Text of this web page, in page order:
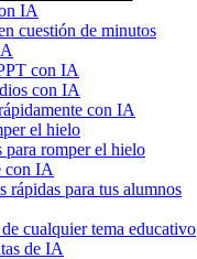
IA
cuestión de minutos
con IA
con IA
con IA
el hielo
para romper el hielo
con IA
rápidas para tus alumnos
cualquier tema educativo
de IA